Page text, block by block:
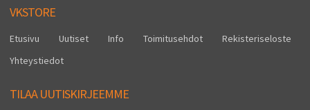
VKSTORE
Etusivu Uutiset Info Toimitusehdot
Rekisteriseloste
Yhteystiedot
TILAA UUTISKIRJEEMME